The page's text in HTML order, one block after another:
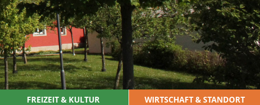
FREIZEIT & KULTUR WIRTSCHAFT & STANDORT